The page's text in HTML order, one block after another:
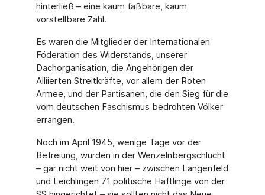
hinterließ – eine kaum faßbare, kaum
vorstellbare Zahl.
Es waren die Mitglieder der Internationalen
Föderation des Widerstands, unserer
Dachorganisation, die Angehörigen der
Alliierten Streitkräfte, vor allem der Roten
Armee, und der Partisanen, die den Sieg für die
vom deutschen Faschismus bedrohten Völker
errangen.
Noch im April 1945, wenige Tage vor der
Befreiung, wurden in der Wenzelnbergschlucht
– gar nicht weit von hier – zwischen Langenfeld
und Leichlingen 71 politische Häftlinge von der